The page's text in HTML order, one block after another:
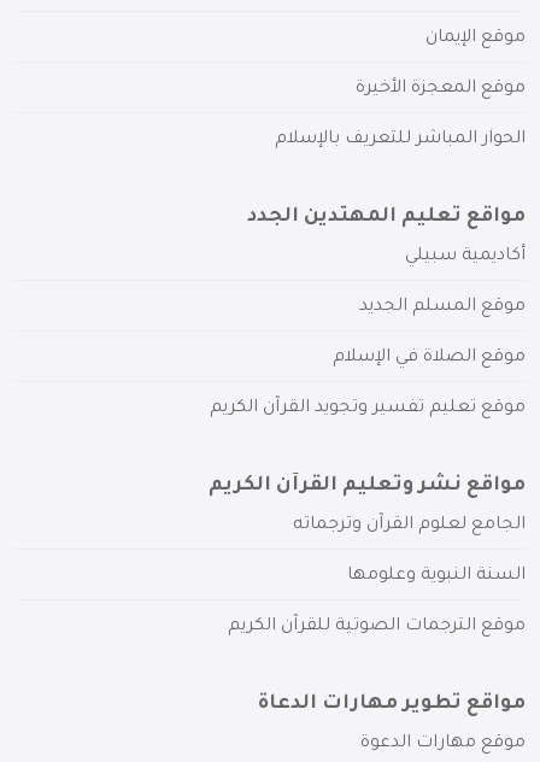
موقع الإيمان
موقع المعجزة الأخيرة
الحوار المباشر للتعريف بالإسلام
مواقع تعليم المهتدين الجدد
أكاديمية سبيلي
موقع المسلم الجديد
موقع الصلاة في الإسلام
موقع تعليم تفسير وتجويد القرآن الكريم
مواقع نشر وتعليم القرآن الكريم
الجامع لعلوم القرآن وترجماته
السنة النبوية وعلومها
موقع الترجمات الصوتية للقرآن الكريم
مواقع تطوير مهارات الدعاة
موقع مهارات الدعوة